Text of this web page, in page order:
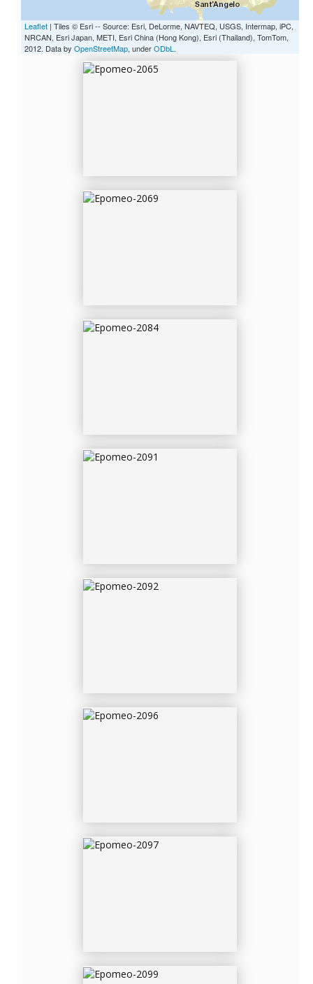
Leaflet | Tiles © Esri -- Source: Esri, DeLorme, NAVTEQ, USGS, Intermap, iPC,
NRCAN, Esri Japan, METI, Esri China (Hong Kong), Esri (Thailand), TomTom,
2012. Data by OpenStreetMap, underODbL.